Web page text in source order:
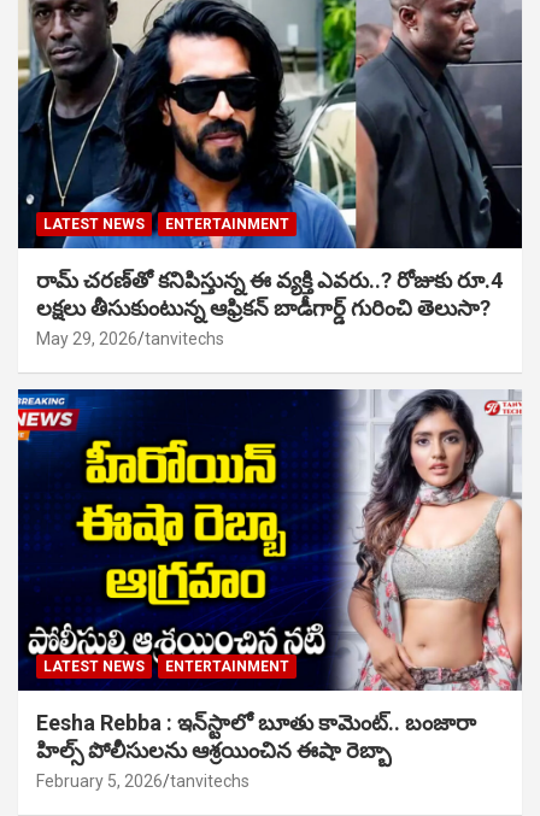
LATEST NEWS ENTERTAINMENT
రామ్ చరణ్‌తో కనిపిస్తున్న ఈ వ్యక్తి ఎవరు..? రోజుకు రూ.4
లక్షలు తీసుకుంటున్న ఆఫ్రికన్ బాడీగార్డ్ గురించి తెలుసా?
May 29, 2026 tanvitechs
LATEST NEWS ENTERTAINMENT
Eesha Rebba : ఇన్‌స్టాలో బూతు కామెంట్.. బంజారా
హిల్స్ పోలీసులను ఆశ్రయించిన ఈషా రెబ్బా
February 5, 2026 tanvitechs